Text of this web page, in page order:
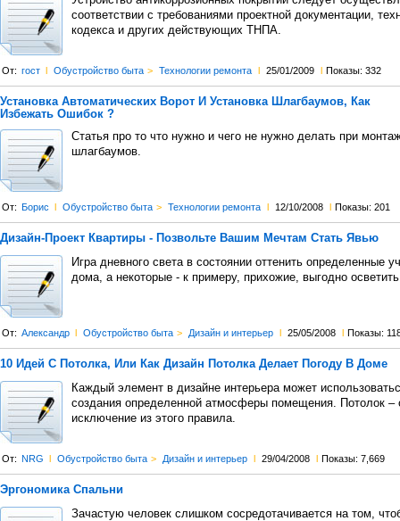
соответствии с требованиями проектной документации,
кодекса и других действующих ТНПА.
От: гост l Обустройство быта > Технологии ремонта l 25/01/2009 l Показы: 332
Установка Автоматических Ворот И Установка Шлагбаумов, Как
Избежать Ошибок ?
Статья про то что нужно и чего не нужно делать при
шлагбаумов.
От: Борис l Обустройство быта > Технологии ремонта l 12/10/2008 l Показы: 201
Дизайн-Проект Квартиры - Позвольте Вашим Мечтам Стать Явью
Игра дневного света в состоянии оттенить определенные
дома, а некоторые - к примеру, прихожие, выгодно
От: Александр l Обустройство быта > Дизайн и интерьер l 25/05/2008 l Показы:
10 Идей С Потолка, Или Как Дизайн Потолка Делает Погоду В Доме
Каждый элемент в дизайне интерьера может
создания определенной атмосферы помещения. Потолок –
исключение из этого правила.
От: NRG l Обустройство быта > Дизайн и интерьер l 29/04/2008 l Показы: 7,669
Эргономика Спальни
Зачастую человек слишком сосредотачивается на том,